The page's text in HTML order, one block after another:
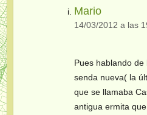
Mario
14/03/2012 a las
Pues hablando
senda nueva( la
que se llamaba
antigua ermita